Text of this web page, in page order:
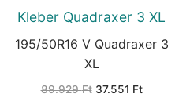
Kleber Quadraxer 3 XL
195/50R16 V Quadraxer 3
XL
89.929Ft Original
37.551 FtCurrent